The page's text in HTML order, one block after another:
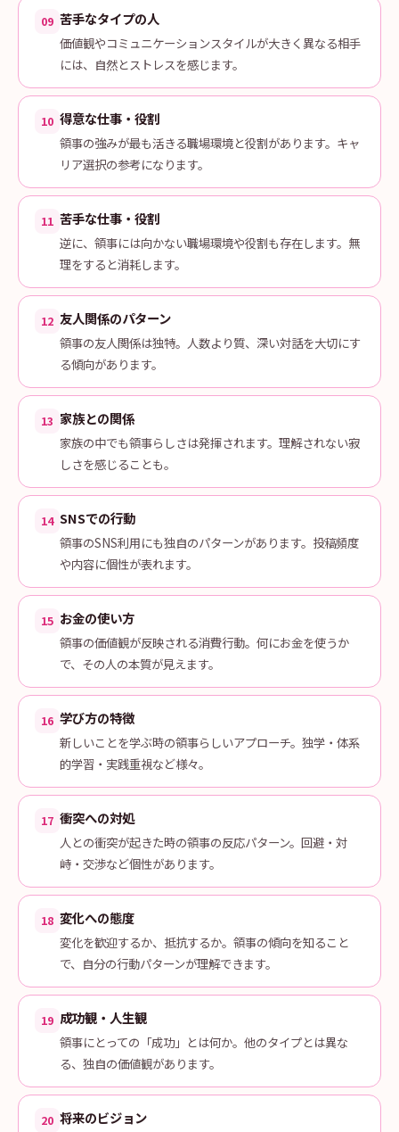
09 苦手なタイプの人
価値観やコミュニケーションスタイルが大きく異なる相手
には、自然とストレスを感じます。
10 得意な仕事・役割
領事の強みが最も活きる職場環境と役割があります。キャ
リア選択の参考になります。
11 苦手な仕事・役割
逆に、領事には向かない職場環境や役割も存在します。無
理をすると消耗します。
12 友人関係のパターン
領事の友人関係は独特。人数より質、深い対話を大切にす
る傾向があります。
13 家族との関係
家族の中でも領事らしさは発揮されます。理解されない寂
しさを感じることも。
14 SNSでの行動
領事のSNS利用にも独自のパターンがあります。投稿頻度
や内容に個性が表れます。
15 お金の使い方
領事の価値観が反映される消費行動。何にお金を使うか
で、その人の本質が見えます。
16 学び方の特徴
新しいことを学ぶ時の領事らしいアプローチ。独学・体系
的学習・実践重視など様々。
17 衝突への対処
人との衝突が起きた時の領事の反応パターン。回避・対
峙・交渉など個性があります。
18 変化への態度
変化を歓迎するか、抵抗するか。領事の傾向を知ること
で、自分の行動パターンが理解できます。
19 成功観・人生観
領事にとっての「成功」とは何か。他のタイプとは異な
る、独自の価値観があります。
20 将来のビジョン